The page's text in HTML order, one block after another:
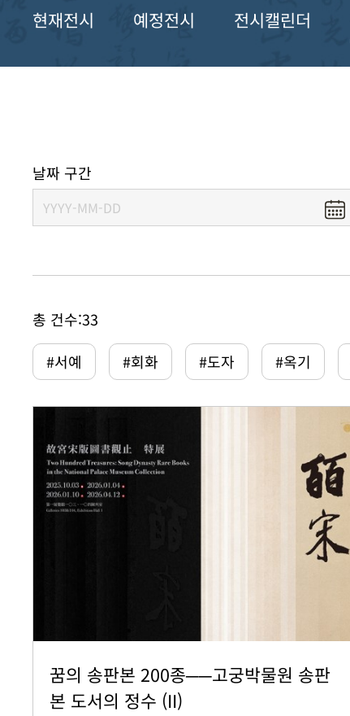
현재전시 예정전시 전시캘린더
날짜 구간
총 건수:33
#서예
#회화 #도자 #옥기
꿈의 송판본 200종──고궁박물원 송판
본 도서의 정수 (II)